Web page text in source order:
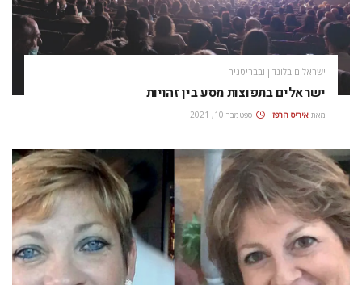
ישראלים בלונדון ובבריטניה
ישראלים בתפוצות מסע בין זהויות
מאת איריס הרפז ספטמבר 10, 2021